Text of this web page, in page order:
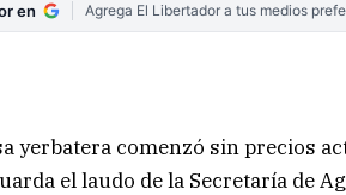
en Agrega El Libertador a tus medios
yerbatera comenzó sin precios
el laudo de la Secretaría de